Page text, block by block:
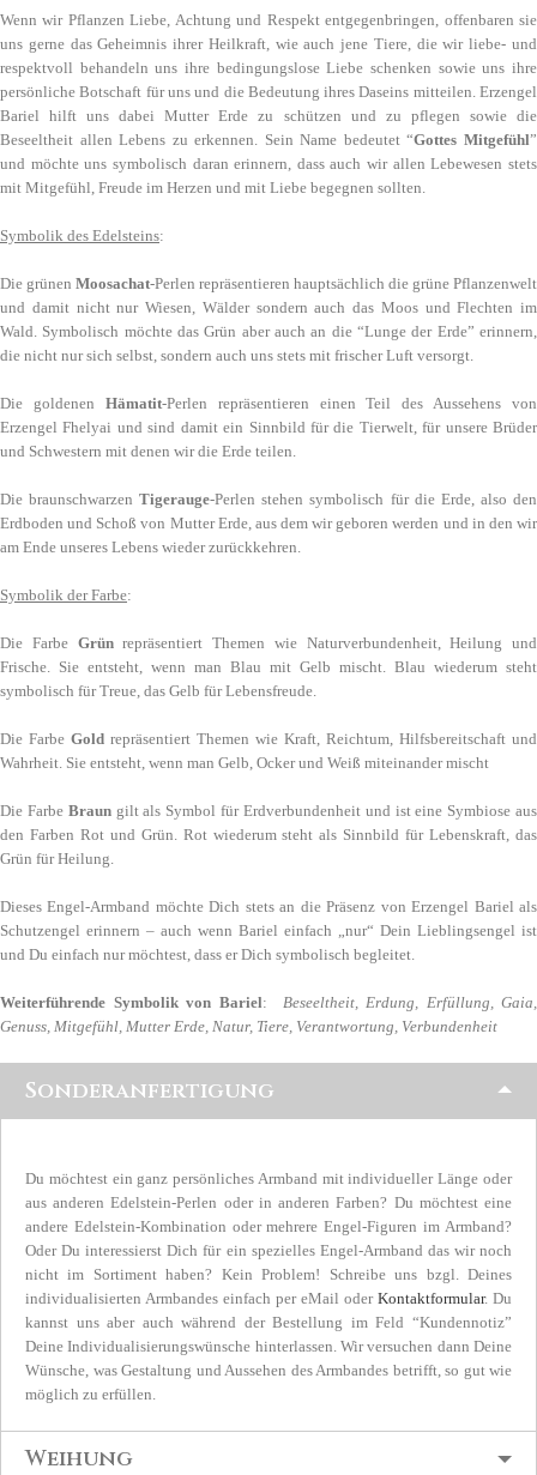
Wenn wir Pflanzen Liebe, Achtung und Respekt entgegenbringen, offenbaren sie
uns gerne das Geheimnis ihrer Heilkraft, wie auch jene Tiere, die wir liebe- und
respektvoll behandeln uns ihre bedingungslose Liebe schenken sowie uns ihre
persönliche Botschaft für uns und die Bedeutung ihres Daseins mitteilen. Erzengel
Bariel hilft uns dabei Mutter Erde zu schützen und zu pflegen sowie die
Beseeltheit allen Lebens zu erkennen. Sein Name bedeutet “Gottes Mitgefühl”
und möchte uns symbolisch daran erinnern, dass auch wir allen Lebewesen stets
mit Mitgefühl, Freude im Herzen und mit Liebe begegnen sollten.
Symbolik des Edelsteins:
Die grünen Moosachat-Perlen repräsentieren hauptsächlich die grüne Pflanzenwelt
und damit nicht nur Wiesen, Wälder sondern auch das Moos und Flechten im
Wald. Symbolisch möchte das Grün aber auch an die “Lunge der Erde” erinnern,
die nicht nur sich selbst, sondern auch uns stets mit frischer Luft versorgt.
Die goldenen Hämatit-Perlen repräsentieren einen Teil des Aussehens von
Erzengel Fhelyai und sind damit ein Sinnbild für die Tierwelt, für unsere Brüder
und Schwestern mit denen wir die Erde teilen.
Die braunschwarzenTigerauge-Perlen stehen symbolisch für die Erde, also den
Erdboden und Schoß von Mutter Erde, aus dem wir geboren werden und in den wir
am Ende unseres Lebens wieder zurückkehren.
Symbolik der Farbe:
Die Farbe Grünrepräsentiert Themen wie Naturverbundenheit, Heilung und
Frische. Sie entsteht, wenn man Blau mit Gelb mischt. Blau wiederum steht
symbolisch für Treue, das Gelb für Lebensfreude.
Die Farbe Gold repräsentiert Themen wie Kraft, Reichtum, Hilfsbereitschaft und
Wahrheit. Sie entsteht, wenn man Gelb, Ocker und Weiß miteinander mischt
Die Farbe Braungilt als Symbol für Erdverbundenheit und ist eine Symbiose aus
den Farben Rot und Grün. Rot wiederum steht als Sinnbild für Lebenskraft, das
Grün für Heilung.
Dieses Engel-Armband möchte Dich stets an die Präsenz von Erzengel Bariel als
Schutzengel erinnern – auch wenn Bariel einfach „nur“ Dein Lieblingsengel ist
und Du einfach nur möchtest, dass er Dich symbolisch begleitet.
Weiterführende Symbolik von Bariel:
Beseeltheit, Erdung, Erfüllung, Gaia,
Genuss, Mitgefühl, Mutter Erde, Natur, Tiere, Verantwortung, Verbundenheit
Sonderanfertigung
Du möchtest ein ganz persönliches Armband mit individueller Länge oder
aus anderen Edelstein-Perlen oder in anderen Farben? Du möchtest eine
andere Edelstein-Kombination oder mehrere Engel-Figuren im Armband?
Oder Du interessierst Dich für ein spezielles Engel-Armband das wir noch
nicht im Sortiment haben? Kein Problem! Schreibe uns bzgl. Deines
individualisierten Armbandes einfach per eMail oder Kontaktformular. Du
kannst uns aber auch während der Bestellung im Feld “Kundennotiz”
Deine Individualisierungswünsche hinterlassen. Wir versuchen dann Deine
Wünsche, was Gestaltung und Aussehen des Armbandes betrifft, so gut wie
möglich zu erfüllen.
Weihung